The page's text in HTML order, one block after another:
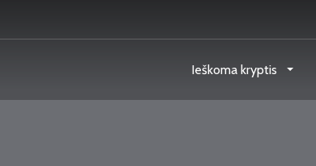
Ieškoma kryptis